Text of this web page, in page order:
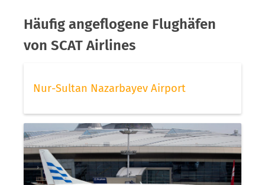
Häufig angeflogene Flughäfen
von SCAT Airlines
Nur-Sultan Nazarbayev Airport